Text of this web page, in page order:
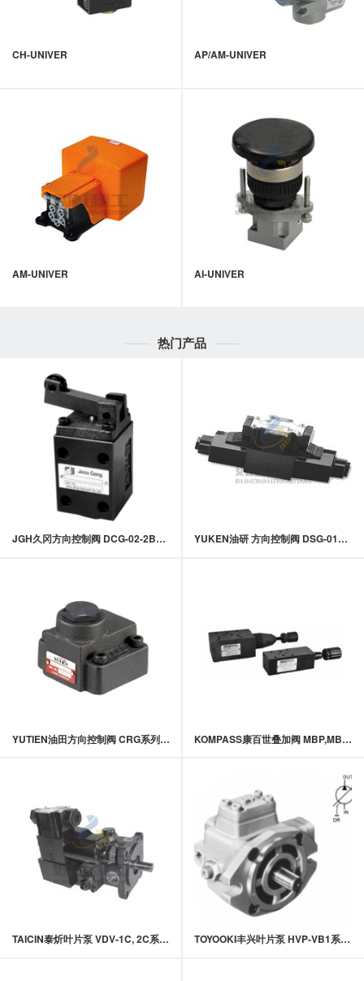
CH-UNIVER AP/AM-UNIVER
AM-UNIVER AI-UNIVER
热门产品
JGH久冈方向控制阀 DCG-02-2B2,2B2S系列凸轮行程换向阀 YUKEN油研 方向控制阀 DSG-01系列电磁换向阀
YUTIEN油田方向控制阀 CRG系列转角式单向阀 常规板式 KOMPASS康百世叠加阀 MBP,MBA,MBB,MBW系列叠加式溢流阀
TAICIN泰炘叶片泵 VDV-1C, 2C系列中压可变容量叶片泵 TOYOOKI丰兴叶片泵 HVP-VB1系列定量叶片泵